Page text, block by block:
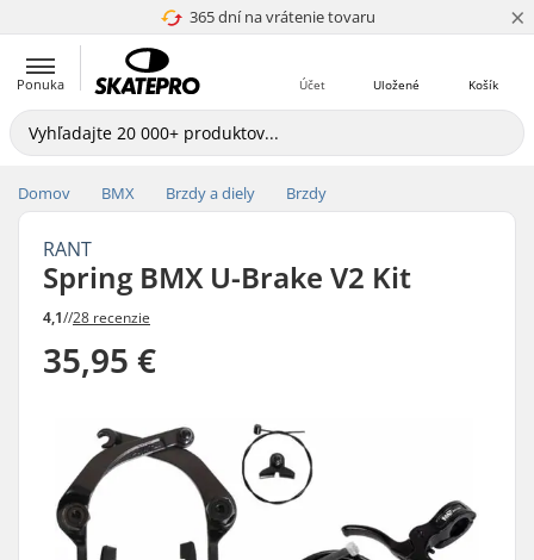
365 dní na vrátenie tovaru
4.8 z 5 ×
Ponuka Košík
Uložené
Účet
Domov BMX Brzdy a diely Brzdy
RANT
Spring BMX U-Brake V2 Kit
4,1//28 recenzie
35,95 €